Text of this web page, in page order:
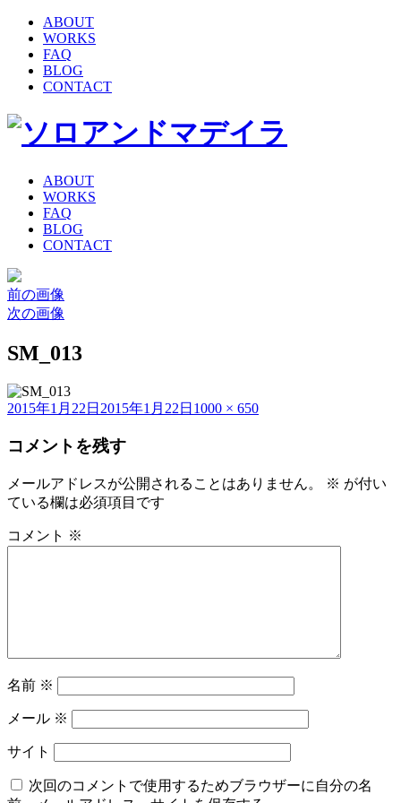
ABOUT
WORKS
FAQ
BLOG
CONTACT
ABOUT
WORKS
FAQ
BLOG
CONTACT
前の画像
次の画像
SM_013
投
日:
2015年1月22日 2015年1月22日 フ
ズ
1000 × 650
コメントを残す
メールアドレスが公開されることはありません。 ※ が付い
ている欄は必須項目です
コメント ※
名前 ※
メール ※
サイト
次回のコメントで使用するためブラウザーに自分の名